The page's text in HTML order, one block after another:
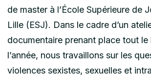
de master à l’École Supérieure de
Lille (ESJ). Dans le cadre d’un
documentaire prenant place tout le
l’année, nous travaillons sur les
violences sexistes, sexuelles et